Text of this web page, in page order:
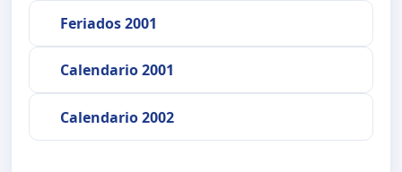
Feriados 2001
Calendario 2001
Calendario 2002